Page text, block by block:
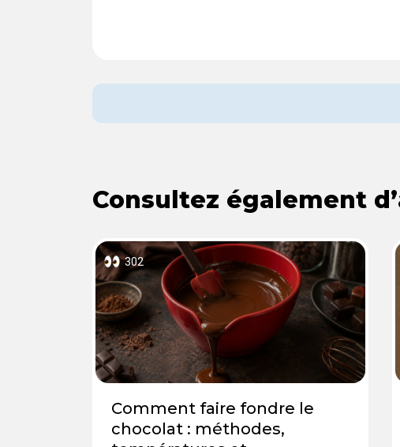
Consultez également
302
Comment faire fondre le
chocolat : méthodes,